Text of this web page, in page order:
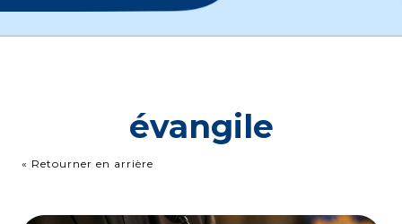
évangile
« Retourner en arrière